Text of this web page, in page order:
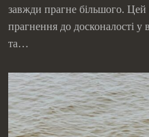
завжди прагне більшого. Цей
прагнення до досконалості у
та…